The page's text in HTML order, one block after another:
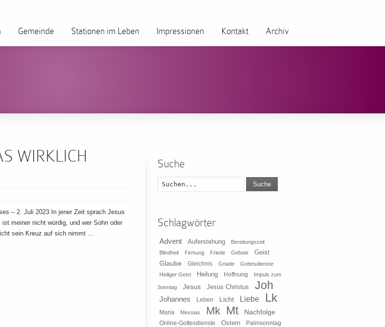
Gemeinde Stationen im Leben Impressionen Kontakt Archiv
WIRKLICH
– 2. Juli 2023 In jener Zeit sprach Jesus
meiner nicht würdig, und wer Sohn oder
sein Kreuz auf sich nimmt …
Suche
Suche
Schlagwörter
Advent Auferstehung
Bereitungszeit
Blindheit
Firmung Friede Gebote Geist
Glaube Gleichnis Gnade
Gottesdienste
Heiliger Geist
Heilung Hoffnung Impuls zum
Sonntag Jesus Jesus Christus Joh
Johannes Leben Licht Liebe Lk
Maria Messias Mk Mt Nachfolge
Online-Gottesdienste Ostern
Palmsonntag